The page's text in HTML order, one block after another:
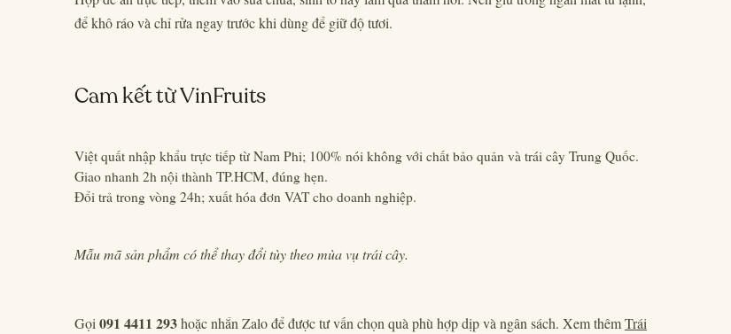
để khô ráo và chỉ rửa ngay trước khi dùng để giữ độ tươi.
Cam kết từ VinFruits
Việt quất nhập khẩu trực tiếp từ Nam Phi; 100% nói không với chất bảo quản và trái cây Trung Quốc.
Giao nhanh 2h nội thành TP.HCM, đúng hẹn.
Đổi trả trong vòng 24h; xuất hóa đơn VAT cho doanh nghiệp.
Mẫu mã sản phẩm có thể thay đổi tùy theo mùa vụ trái cây.
Gọi 091 4411 293hoặc nhắn Zalo để được tư vấn chọn quà phù hợp dịp và ngân sách. Xem thêmTrái